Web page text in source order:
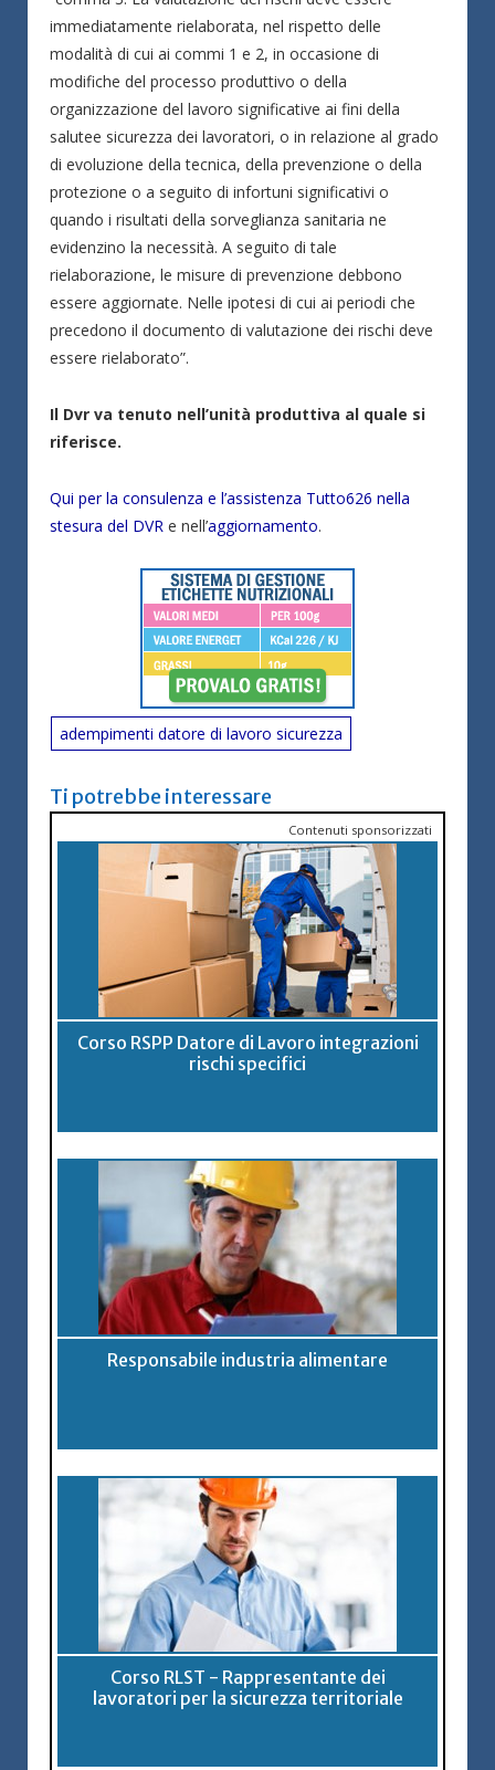
immediatamente rielaborata, nel rispetto delle
modalità di cui ai commi 1 e 2, in occasione di
modifiche del processo produttivo o della
organizzazione del lavoro significative ai fini della
salutee sicurezza dei lavoratori, o in relazione al grado
di evoluzione della tecnica, della prevenzione o della
protezione o a seguito di infortuni significativi o
quando i risultati della sorveglianza sanitaria ne
evidenzino la necessità. A seguito di tale
rielaborazione, le misure di prevenzione debbono
essere aggiornate. Nelle ipotesi di cui ai periodi che
precedono il documento di valutazione dei rischi deve
essere rielaborato”.
Il Dvr va tenuto nell’unità produttiva al quale si
riferisce.
Qui per la consulenza e l’assistenza Tutto626 nella
stesura del DVR e nell’aggiornamento.
adempimenti datore di lavoro sicurezza
Ti potrebbe interessare
Contenuti sponsorizzati
Corso RSPP Datore di Lavoro integrazioni
rischi specifici
Responsabile industria alimentare
Corso RLST - Rappresentante dei
lavoratori per la sicurezza territoriale